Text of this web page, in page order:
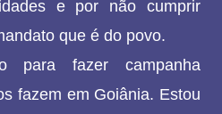
e por não cumprir
que é do povo.
para fazer campanha
fazem em Goiânia. Estou